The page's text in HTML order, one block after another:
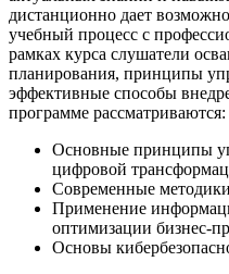
дистанционно дает
учебный процесс с
рамках курса слушатели
планирования, принципы
эффективные способы
программе рассматриваются:
Основные принципы
цифровой
Современные методики
Применение
оптимизации бизнес-
Основы